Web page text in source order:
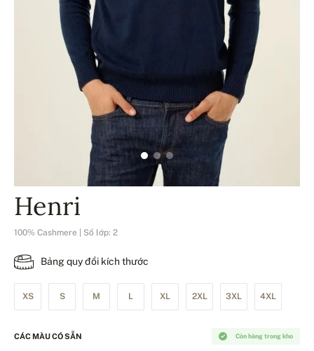
Henri
100% Cashmere | Số lớp: 2
Bảng quy đổi kích thước
XS S M L XL 2XL 3XL 4XL
Còn hàng trong kho
CÁC MÀU CÓ SẴN